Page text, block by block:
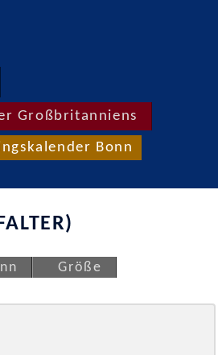
Großbritanniens
Bonn
Größe